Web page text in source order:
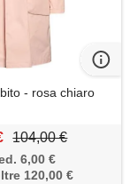
- rosa chiaro
104,00 €
6,00 €
120,00 €